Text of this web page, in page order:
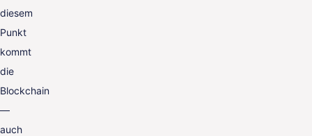
diesem
Punkt
kommt
die
Blockchain
—
auch